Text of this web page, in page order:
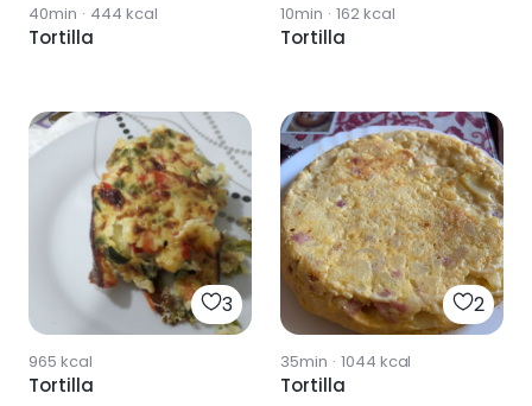
40min · 444 kcal
Tortilla
10min · 162kcal
Tortilla
3
965 kcal
Tortilla
2
35min · 1044 kcal
Tortilla